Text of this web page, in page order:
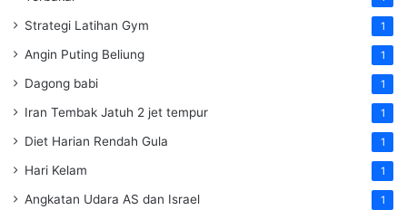
Strategi Latihan Gym 1
Angin Puting Beliung 1
Dagong babi 1
Iran Tembak Jatuh 2 jet tempur 1
Diet Harian Rendah Gula 1
Hari Kelam 1
Angkatan Udara AS dan Israel 1